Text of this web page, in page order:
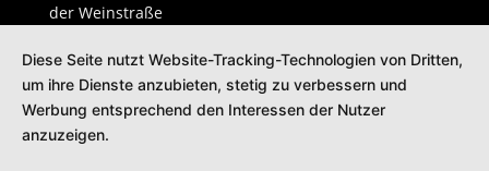
der Weinstraße
Diese Seite nutzt Website-Tracking-Technologien von Dritten,
um ihre Dienste anzubieten, stetig zu verbessern und
Werbung entsprechend den Interessen der Nutzer
anzuzeigen.